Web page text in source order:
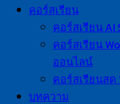
คอร์สเรียน
คอร์สเรียน AI
คอร์สเรียน
ออนไลน์
คอร์สเรียนสด
บทความ